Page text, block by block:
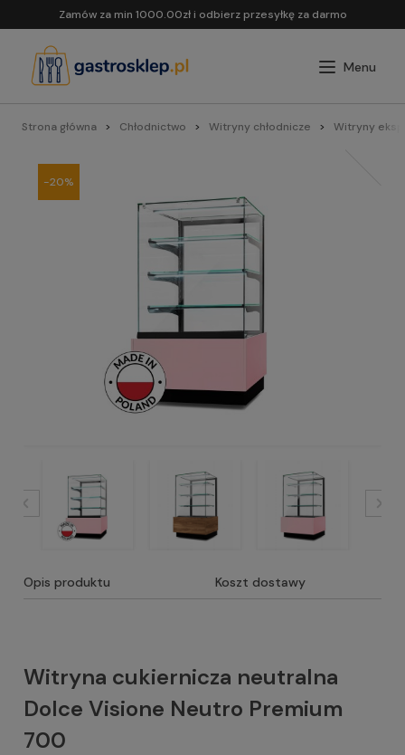
Zamów za min 1000.00zł i odbierz przesyłkę za darmo
Strona główna Chłodnictwo Witryny chłodnicze Witryny
-20%
Opis produktu Koszt dostawy
Witryna cukiernicza neutralna
Dolce Visione Neutro Premium
700